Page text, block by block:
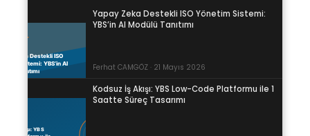
Yapay Zeka Destekli ISO Yönetim Sistemi:
YBS’in AI Modülü Tanıtımı
Ferhat CAMGÖZ · 21 Mayıs 2026
Kodsuz İş Akışı: YBS Low-Code Platformu ile 1
Saatte Süreç Tasarımı